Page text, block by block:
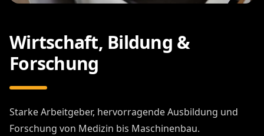
Wirtschaft, Bildung &
Forschung
Starke Arbeitgeber, hervorragende Ausbildung und
Forschung von Medizin bis Maschinenbau.